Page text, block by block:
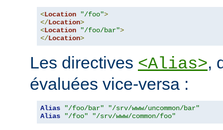
<Location "/foo">
</Location>
<Location "/foo/bar">
</Location>
Les directives <Alias>,
évaluées vice-versa :
Alias "/foo/bar"
"/srv/www/uncommon/bar"
Alias
"/foo" "/srv/www/common/foo"